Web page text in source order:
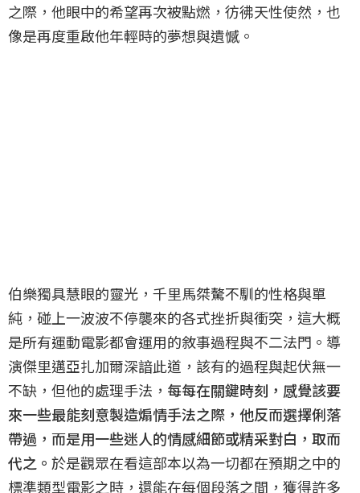
之際，他眼中的希望再次被點燃，彷彿天性使然，也
像是再度重啟他年輕時的夢想與遺憾。
伯樂獨具慧眼的靈光，千里馬桀驁不馴的性格與單
純，碰上一波波不停襲來的各式挫折與衝突，這大概
是所有運動電影都會運用的敘事過程與不二法門。導
演傑里邁亞扎加爾深諳此道，該有的過程與起伏無一
不缺，但他的處理手法， 每每在關鍵時刻，感覺該要
來一些最能刻意製造煽情手法之際，他反而選擇俐落
帶過，而是用一些迷人的情感細節或精采對白，取而
代之。 於是觀眾在看這部本以為一切都在預期之中的
標準類型電影之時，還能在每個段落之間，獲得許多